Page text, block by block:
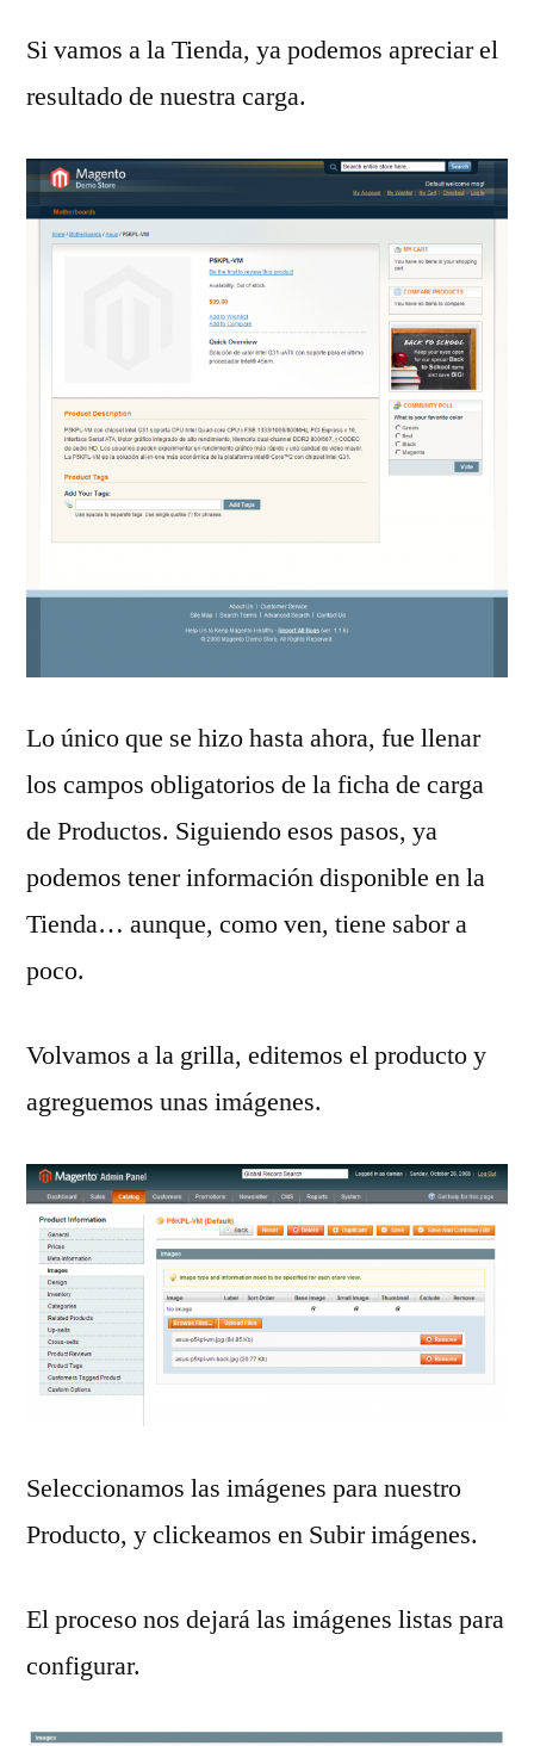
Si vamos a la Tienda, ya podemos apreciar el
resultado de nuestra carga.
Lo único que se hizo hasta ahora, fue llenar
los campos obligatorios de la ficha de carga
de Productos. Siguiendo esos pasos, ya
podemos tener información disponible en la
Tienda… aunque, como ven, tiene sabor a
poco.
Volvamos a la grilla, editemos el producto y
agreguemos unas imágenes.
Seleccionamos las imágenes para nuestro
Producto, y clickeamos en Subir imágenes.
El proceso nos dejará las imágenes listas para
configurar.